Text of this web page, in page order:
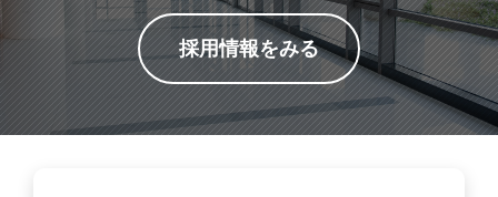
採用情報をみる